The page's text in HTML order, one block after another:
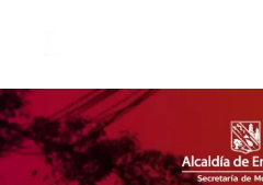
Inicio Real FM
Streaming